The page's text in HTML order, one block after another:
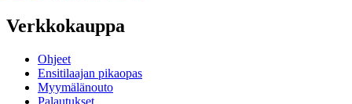
Verkkokauppa
Ohjeet
Ensitilaajan pikaopas
Myymälänouto